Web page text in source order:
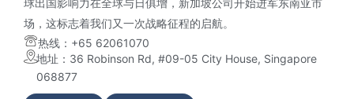
球出国影响力在全球与日俱增，新加坡公司开始进军东南亚市
场，这标志着我们又一次战略征程的启航。
热线：+65 62061070
地址：36 Robinson Rd, #09-05 City House, Singapore
068877